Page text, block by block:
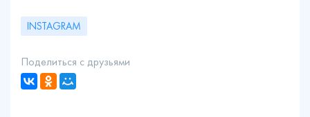
INSTAGRAM
Поделиться с друзьями